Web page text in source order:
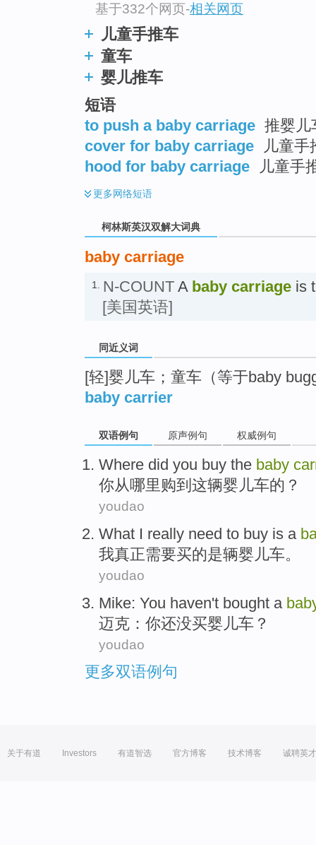
基于332个网页-相关网页
儿童手推车
童车
婴儿推车
短语
to push a baby carriage 推婴儿
cover for baby carriage
儿童手
hood for baby carriage
儿童手
更多网络短语
柯林斯英汉双解大词典
baby carriage
1. N-COUNT A baby carriage is
[美国英语]
同近义词
[轻]婴儿车；童车（等于baby
baby carrier
双语例句 原声例句 权威例句
Where did you buy the baby
你从哪里 购到这辆婴儿车的？
youdao
What I really need to buy is a
我真正需要买的是辆婴儿车。
youdao
Mike: You haven't bought a
迈克 ： 你还没买婴儿车 ？
youdao
更多双语例句
关于有道 Investors 有道智选 官方博客 技术博客 诚聘英才